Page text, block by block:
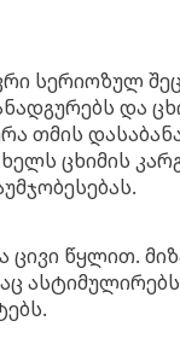
სერიოზულ
და
თმის
ცხიმის
ცივი წყლით.